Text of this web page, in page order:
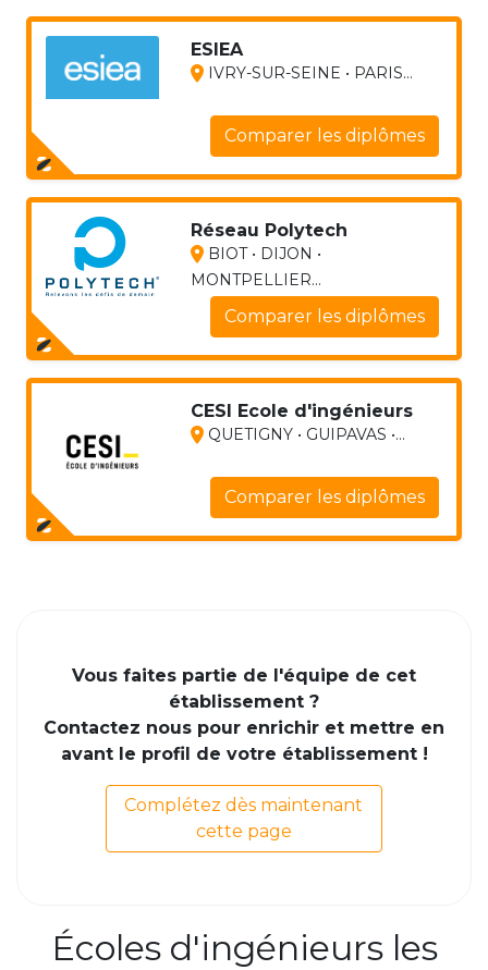
ESIEA
IVRY-SUR-SEINE • PARIS...
Comparer les diplômes
Réseau Polytech
BIOT • DIJON •
MONTPELLIER...
Comparer les diplômes
CESI Ecole d'ingénieurs
QUETIGNY • GUIPAVAS •...
Comparer les diplômes
Vous faites partie de l'équipe de cet
établissement ?
Contactez nous pour enrichir et mettre en
avant le profil de votre établissement !
Complétez dès maintenant
cette page
Écoles d'ingénieurs les